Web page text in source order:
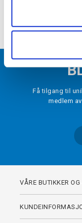
Få tilgang til
medlem
VÅRE BUTIKKER